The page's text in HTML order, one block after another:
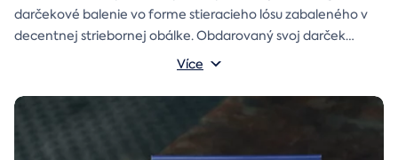
darčekové balenie vo forme stieracieho lósu zabaleného v
decentnej striebornej obálke. Obdarovaný svoj darček
objaví až po chvíľke napätia počas stierania. Jedno je isté, u
Více